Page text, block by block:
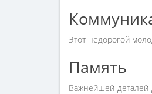
Этот недорогой
Память
Важнейшей деталей